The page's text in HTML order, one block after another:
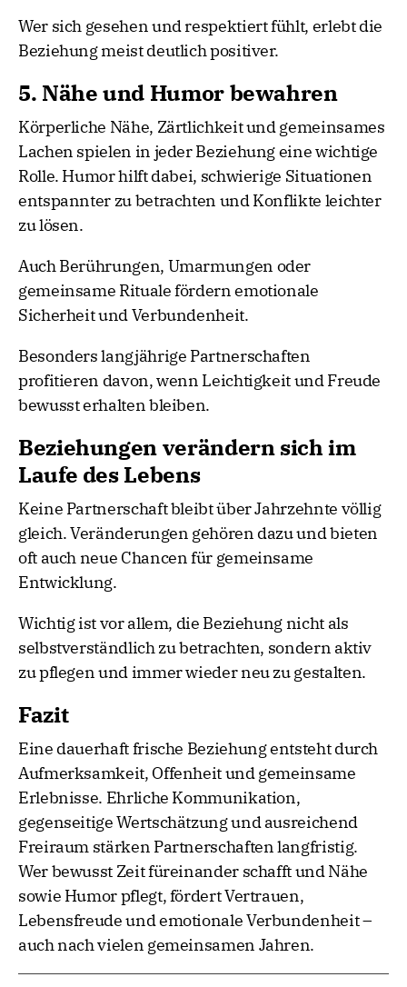
Wer sich gesehen und respektiert fühlt, erlebt die
Beziehung meist deutlich positiver.
5. Nähe und Humor bewahren
Körperliche Nähe, Zärtlichkeit und gemeinsames
Lachen spielen in jeder Beziehung eine wichtige
Rolle. Humor hilft dabei, schwierige Situationen
entspannter zu betrachten und Konflikte leichter
zu lösen.
Auch Berührungen, Umarmungen oder
gemeinsame Rituale fördern emotionale
Sicherheit und Verbundenheit.
Besonders langjährige Partnerschaften
profitieren davon, wenn Leichtigkeit und Freude
bewusst erhalten bleiben.
Beziehungen verändern sich im
Laufe des Lebens
Keine Partnerschaft bleibt über Jahrzehnte völlig
gleich. Veränderungen gehören dazu und bieten
oft auch neue Chancen für gemeinsame
Entwicklung.
Wichtig ist vor allem, die Beziehung nicht als
selbstverständlich zu betrachten, sondern aktiv
zu pflegen und immer wieder neu zu gestalten.
Fazit
Eine dauerhaft frische Beziehung entsteht durch
Aufmerksamkeit, Offenheit und gemeinsame
Erlebnisse. Ehrliche Kommunikation,
gegenseitige Wertschätzung und ausreichend
Freiraum stärken Partnerschaften langfristig.
Wer bewusst Zeit füreinander schafft und Nähe
sowie Humor pflegt, fördert Vertrauen,
Lebensfreude und emotionale Verbundenheit –
auch nach vielen gemeinsamen Jahren.